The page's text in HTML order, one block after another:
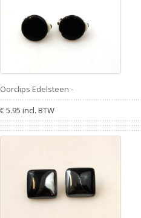
Oorclips Edelsteen -
€ 5.95 incl. BTW